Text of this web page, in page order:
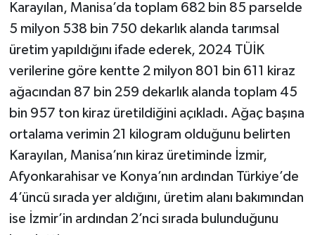
Karayılan, Manisa’da toplam 682 bin 85 parselde
5 milyon 538 bin 750 dekarlık alanda tarımsal
üretim yapıldığını ifade ederek, 2024 TÜİK
verilerine göre kentte 2 milyon 801 bin 611 kiraz
ağacından 87 bin 259 dekarlık alanda toplam 45
bin 957 ton kiraz üretildiğini açıkladı. Ağaç başına
ortalama verimin 21 kilogram olduğunu belirten
Karayılan, Manisa’nın kiraz üretiminde İzmir,
Afyonkarahisar ve Konya’nın ardından Türkiye’de
4’üncü sırada yer aldığını, üretim alanı bakımından
ise İzmir’in ardından 2’nci sırada bulunduğunu